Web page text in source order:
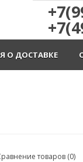
О ДОСТАВКЕ
товаров (0)